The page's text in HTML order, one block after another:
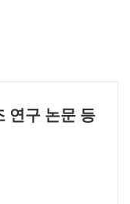
연구 논문 등